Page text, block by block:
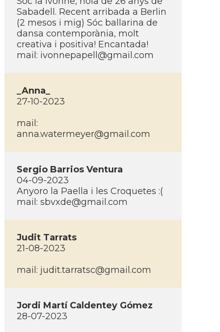
Sabadell. Recent arribada a Berlin
(2 mesos i mig) Sóc ballarina de
dansa contemporània, molt
creativa i positiva! Encantada!
mail: ivonnepapell@gmail.com
_Anna_
27-10-2023
mail:
anna.watermeyer@gmail.com
Sergio Barrios Ventura
04-09-2023
Anyoro la Paella i les Croquetes :(
mail: sbvxde@gmail.com
Judit Tarrats
21-08-2023
mail: judit.tarratsc@gmail.com
Jordi Martí­ Caldentey Gómez
28-07-2023